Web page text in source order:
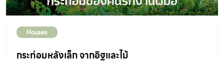
Houses
กระท่อมหลังเล็ก จากอิฐและไม้